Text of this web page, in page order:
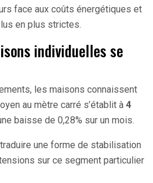
face aux coûts énergétiques et
en plus strictes.
individuelles se
les maisons connaissent
au mètre carré s’établit à 4
baisse de 0,28% sur un mois.
une forme de stabilisation
sur ce segment particulier